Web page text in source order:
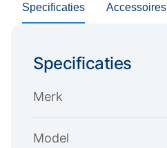
Specificaties Accessoires
Specificaties
Merk
Model